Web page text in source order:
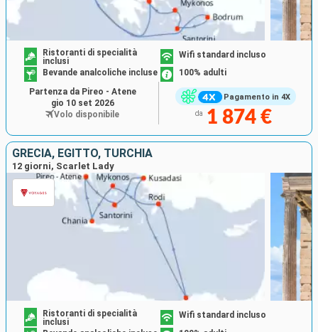
Pagamento in 4X
Ristoranti di specialità
inclusi
Wifi standard incluso
Bevande analcoliche incluse
100% adulti
da 1 874 €
Partenza da Pireo - Atene
gio 10 set 2026
Volo disponibile
GRECIA, EGITTO, TURCHIA
12 giorni, Scarlet Lady
Ristoranti di specialità
inclusi
Wifi standard incluso